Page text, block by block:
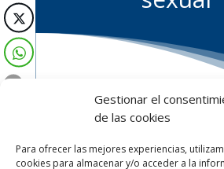
Gestionar el
de las cookies
Para ofrecer las mejores experiencias,
cookies para almacenar y/o acceder a la